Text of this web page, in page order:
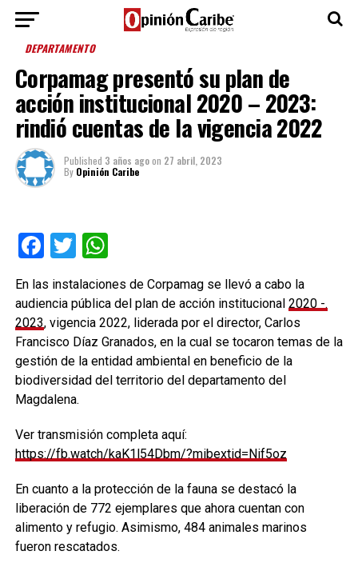
DEPARTAMENTO
Corpamag presentó su plan de
acción institucional 2020 – 2023:
rindió cuentas de la vigencia 2022
Published 3 años agoon 27 abril, 2023
By Opinión Caribe
Facebook
TwitterWhatsApp
En las instalaciones de Corpamag se llevó a cabo la
audiencia pública del plan de acción institucional 2020 -.
2023, vigencia 2022, liderada por el director, Carlos
Francisco Díaz Granados, en la cual se tocaron temas de la
gestión de la entidad ambiental en beneficio de la
biodiversidad del territorio del departamento del
Magdalena.
Ver transmisión completa aquí:
https://fb.watch/kaK1l54Dbm/?mibextid=Nif5oz
En cuanto a la protección de la fauna se destacó la
liberación de 772 ejemplares que ahora cuentan con
alimento y refugio. Asimismo, 484 animales marinos
fueron rescatados.